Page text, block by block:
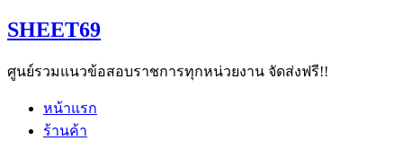
Skip
to
SHEET69
ศูนย์รวมแนวข้อสอบราชการทุกหน่วยงาน จัดส่งฟรี!!
หน้าแรก
ร้านค้า